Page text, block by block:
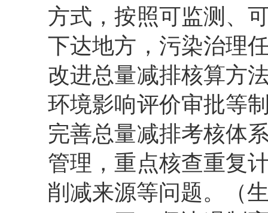
方式，按照可监测、
下达地方，污染治理
改进总量减排核算方
环境影响评价审批等
完善总量减排考核体
管理，重点核查重复
削减来源等问题。（